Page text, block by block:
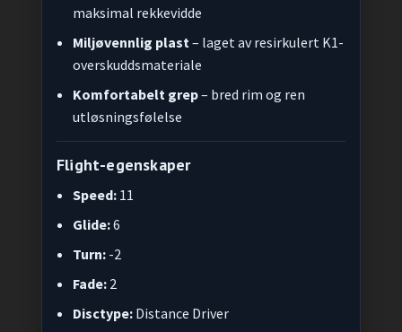
maksimal rekkevidde
Miljøvennlig plast – laget av resirkulert K1-
overskuddsmateriale
Komfortabelt grep– bred rim og ren
utløsningsfølelse
Flight-egenskaper
Speed: 11
Glide:6
Turn: -2
Fade: 2
Disctype: Distance Driver